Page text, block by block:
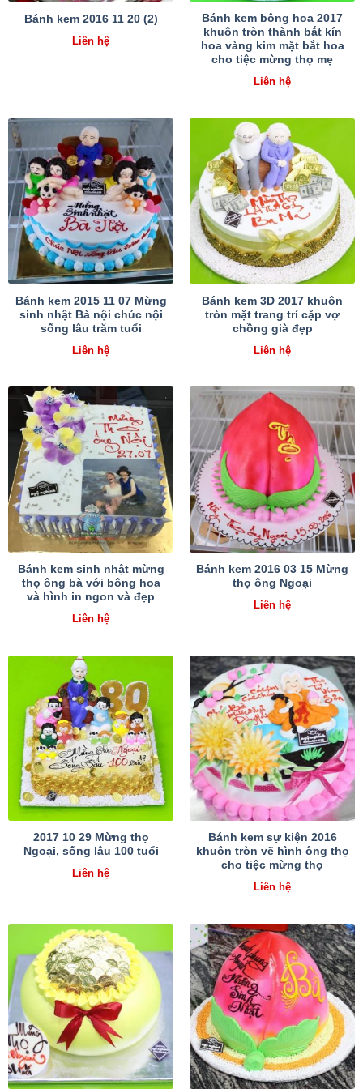
Bánh kem 2016 11 20 (2)
Liên hệ
Bánh kem bông hoa 2017
khuôn tròn thành bắt kín
hoa vàng kim mặt bắt hoa
cho tiệc mừng thọ mẹ
Liên hệ
Bánh kem 2015 11 07 Mừng
sinh nhật Bà nội chúc nội
sống lâu trăm tuổi
Liên hệ
Bánh kem 3D 2017 khuôn
tròn mặt trang trí cặp vợ
chồng già đẹp
Liên hệ
Bánh kem sinh nhật mừng
thọ ông bà với bông hoa
và hình in ngon và đẹp
Liên hệ
Bánh kem 2016 03 15 Mừng
thọ ông Ngoại
Liên hệ
2017 10 29 Mừng thọ
Ngoại, sống lâu 100 tuổi
Liên hệ
Bánh kem sự kiện 2016
khuôn tròn vẽ hình ông thọ
cho tiệc mừng thọ
Liên hệ